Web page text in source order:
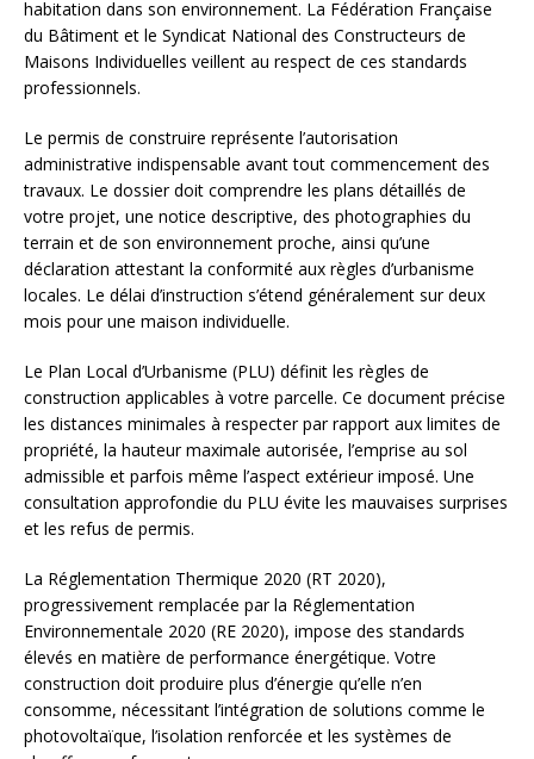
habitation dans son environnement. La Fédération Française
du Bâtiment et le Syndicat National des Constructeurs de
Maisons Individuelles veillent au respect de ces standards
professionnels.
Le permis de construire représente l’autorisation
administrative indispensable avant tout commencement des
travaux. Le dossier doit comprendre les plans détaillés de
votre projet, une notice descriptive, des photographies du
terrain et de son environnement proche, ainsi qu’une
déclaration attestant la conformité aux règles d’urbanisme
locales. Le délai d’instruction s’étend généralement sur deux
mois pour une maison individuelle.
Le Plan Local d’Urbanisme (PLU) définit les règles de
construction applicables à votre parcelle. Ce document précise
les distances minimales à respecter par rapport aux limites de
propriété, la hauteur maximale autorisée, l’emprise au sol
admissible et parfois même l’aspect extérieur imposé. Une
consultation approfondie du PLU évite les mauvaises surprises
et les refus de permis.
La Réglementation Thermique 2020 (RT 2020),
progressivement remplacée par la Réglementation
Environnementale 2020 (RE 2020), impose des standards
élevés en matière de performance énergétique. Votre
construction doit produire plus d’énergie qu’elle n’en
consomme, nécessitant l’intégration de solutions comme le
photovoltaïque, l’isolation renforcée et les systèmes de